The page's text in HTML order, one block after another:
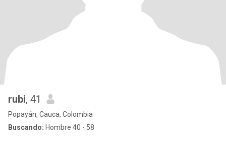
rubi, 41
Popayán, Cauca, Colombia
Buscando: Hombre 40 - 58